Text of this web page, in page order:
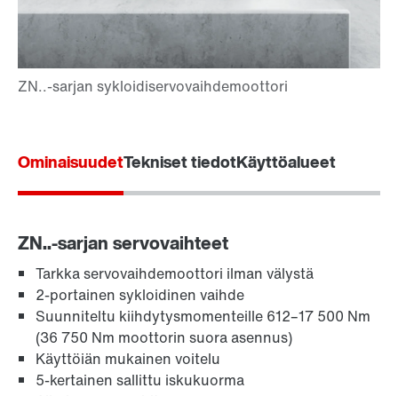
OminaisuudetTekniset tiedotKäyttöalueet
ZN..-sarjan servovaihteet
Tarkka servovaihdemoottori ilman välystä
2-portainen sykloidinen vaihde
Suunniteltu kiihdytysmomenteille 612–17 500 Nm
(36 750 Nm moottorin suora asennus)
Käyttöiän mukainen voitelu
5-kertainen sallittu iskukuorma